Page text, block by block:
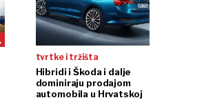
tvrtke i tržišta
Hibridi i Škoda i dalje
dominiraju prodajom
automobila u Hrvatskoj